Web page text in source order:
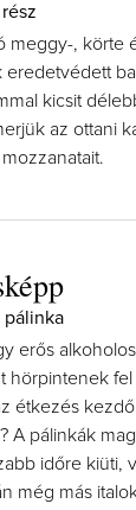
meggy-, körte
kicsit
az ottani
pálinka
erős
fel
étkezés
A pálinkák
időre kiüti,
még más